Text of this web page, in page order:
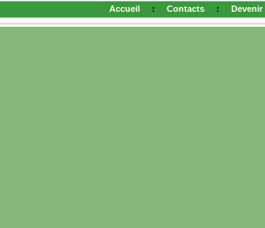
Accueil : Contacts : Devenir